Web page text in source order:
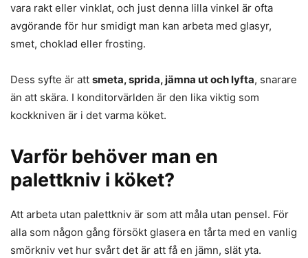
vara rakt eller vinklat, och just denna lilla vinkel är ofta
avgörande för hur smidigt man kan arbeta med glasyr,
smet, choklad eller frosting.
Dess syfte är att smeta, sprida, jämna ut och lyfta, snarare
än att skära. I konditorvärlden är den lika viktig som
kockkniven är i det varma köket.
Varför behöver man en
palettkniv i köket?
Att arbeta utan palettkniv är som att måla utan pensel. För
alla som någon gång försökt glasera en tårta med en vanlig
smörkniv vet hur svårt det är att få en jämn, slät yta.